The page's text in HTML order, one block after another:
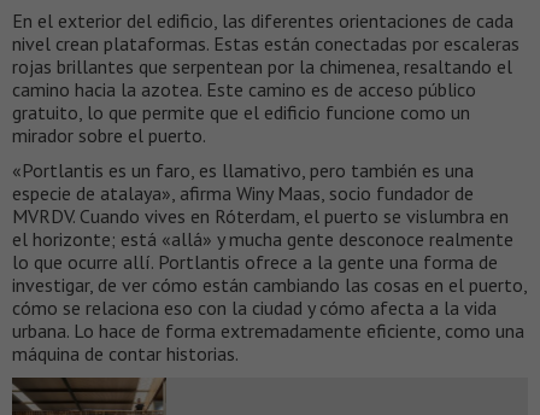
En el exterior del edificio, las diferentes orientaciones de cada
nivel crean plataformas. Estas están conectadas por escaleras
rojas brillantes que serpentean por la chimenea, resaltando el
camino hacia la azotea. Este camino es de acceso público
gratuito, lo que permite que el edificio funcione como un
mirador sobre el puerto.
«Portlantis es un faro, es llamativo, pero también es una
especie de atalaya», afirma Winy Maas, socio fundador de
MVRDV. Cuando vives en Róterdam, el puerto se vislumbra en
el horizonte; está «allá» y mucha gente desconoce realmente
lo que ocurre allí. Portlantis ofrece a la gente una forma de
investigar, de ver cómo están cambiando las cosas en el puerto,
cómo se relaciona eso con la ciudad y cómo afecta a la vida
urbana. Lo hace de forma extremadamente eficiente, como una
máquina de contar historias.